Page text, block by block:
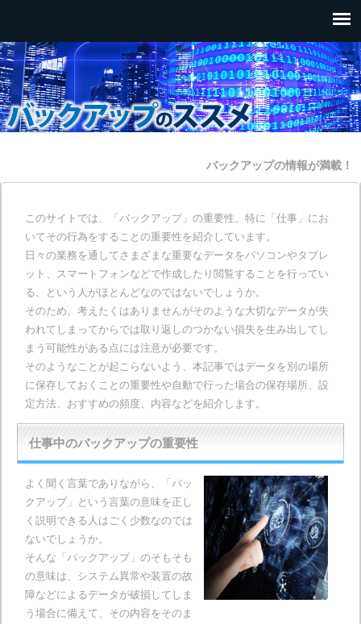
バックアップの情報が満載！
このサイトでは、「バックアップ」の重要性、特に「仕事」にお
いてその行為をすることの重要性を紹介しています。
日々の業務を通してさまざまな重要なデータをパソコンやタブレ
ット、スマートフォンなどで作成したり閲覧することを行ってい
る、という人がほとんどなのではないでしょうか。
そのため、考えたくはありませんがそのような大切なデータが失
われてしまってからでは取り返しのつかない損失を生み出してし
まう可能性がある点には注意が必要です。
そのようなことが起こらないよう、本記事ではデータを別の場所
に保存しておくことの重要性や自動で行った場合の保存場所、設
定方法、おすすめの頻度、内容などを紹介します。
仕事中のバックアップの重要性
よく聞く言葉でありながら、「バッ
クアップ」という言葉の意味を正し
く説明できる人はごく少数なのでは
ないでしょうか。
そんな「バックアップ」のそもそも
の意味は、システム異常や装置の故
障などによるデータが破損してしま
う場合に備えて、その内容をそのま